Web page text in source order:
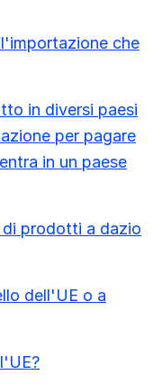
che
in diversi paesi
per pagare
in un paese
di prodotti a dazio
dell'UE o a